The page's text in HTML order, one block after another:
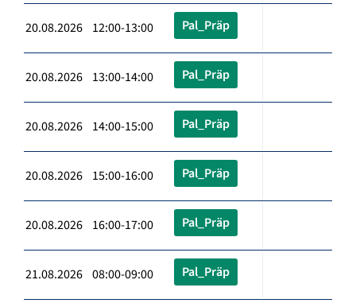
20.08.2026 12:00-13:00 Pal_Präp
20.08.2026 13:00-14:00 Pal_Präp
20.08.2026 14:00-15:00 Pal_Präp
20.08.2026 15:00-16:00 Pal_Präp
20.08.2026 16:00-17:00 Pal_Präp
21.08.2026 08:00-09:00 Pal_Präp